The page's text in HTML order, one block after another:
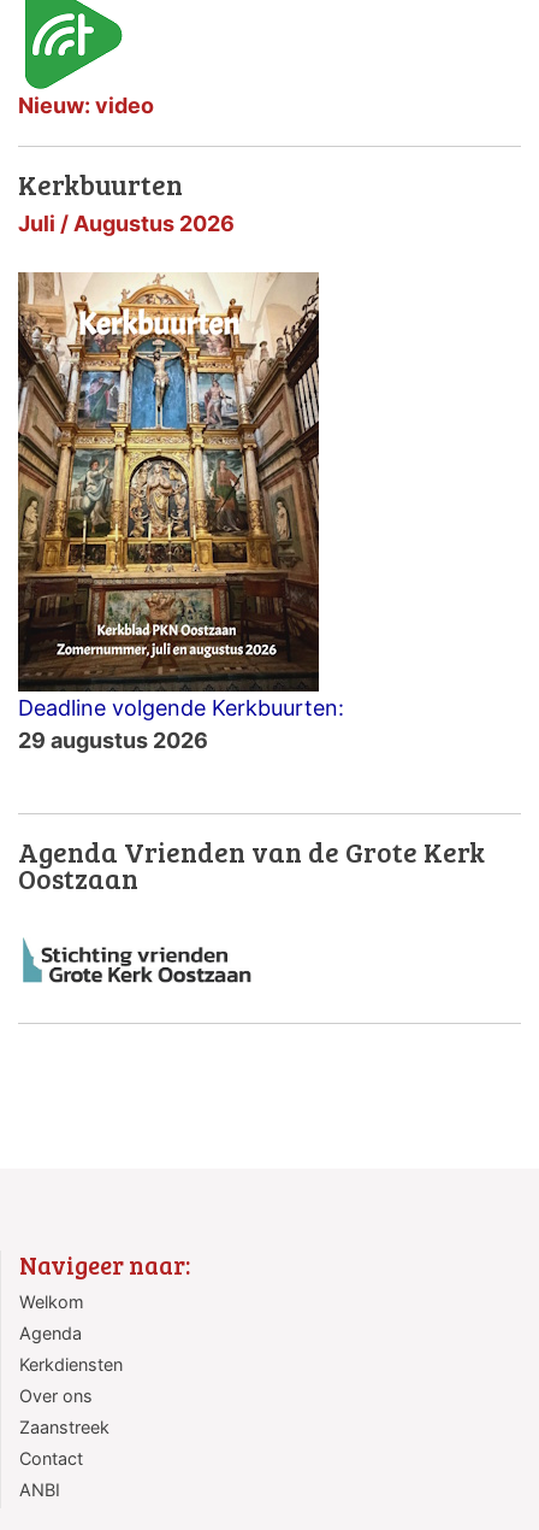
Nieuw: video
Kerkbuurten
Juli / Augustus 2026
Deadline volgende Kerkbuurten:
29 augustus 2026
Agenda Vrienden van de Grote Kerk
Oostzaan
Navigeer naar:
Welkom
Agenda
Kerkdiensten
Over ons
Zaanstreek
Contact
ANBI